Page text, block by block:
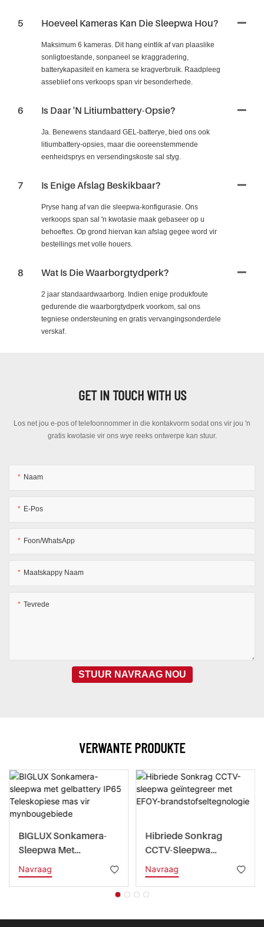
5 Hoeveel Kameras Kan Die Sleepwa Hou?
Maksimum 6 kameras. Dit hang eintlik af van plaaslike
sonligtoestande, sonpaneel se kraggradering,
batterykapasiteit en kamera se kragverbruik. Raadpleeg
asseblief ons verkoops span vir besonderhede.
6 Is Daar 'n Litiumbattery-Opsie?
Ja. Benewens standaard GEL-batterye, bied ons ook
litiumbattery-opsies, maar die ooreenstemmende
eenheidsprys en versendingskoste sal styg.
7 Is Enige Afslag Beskikbaar?
Pryse hang af van die sleepwa-konfigurasie. Ons
verkoops span sal 'n kwotasie maak gebaseer op u
behoeftes. Op grond hiervan kan afslag gegee word vir
bestellings met volle houers.
8 Wat Is Die Waarborgtydperk?
2 jaar standaardwaarborg. Indien enige produkfoute
gedurende die waarborgtydperk voorkom, sal ons
tegniese ondersteuning en gratis vervangingsonderdele
verskaf.
GET IN TOUCH WITH US
Los net jou e-pos of telefoonnommer in die kontakvorm sodat ons vir jou 'n
gratis kwotasie vir ons wye reeks ontwerpe kan stuur.
Naam
E-Pos
Foon/WhatsApp
Maatskappy Naam
Tevrede
STUUR NAVRAAG NOU
VERWANTE PRODUKTE
BIGLUX Sonkamera-
Sleepwa Met
Gelbattery IP65
Teleskopiese Mas Vir
Navraag
Hibriede Sonkrag
CCTV-Sleepwa
Geïntegreer Met EFOY-
Brandstofseltegnologi
E
Navraag